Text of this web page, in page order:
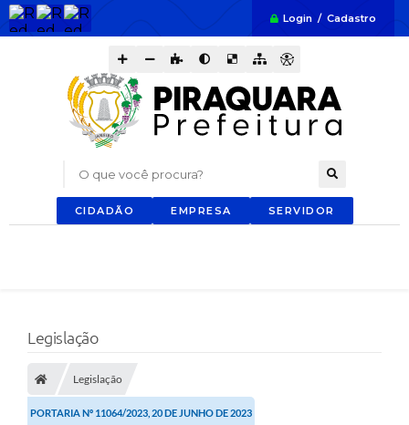
Login / Cadastro
O que você procura?
CIDADÃO EMPRESA SERVIDOR
Legislação
Legislação
PORTARIA Nº 11064/2023, 20 DE JUNHO DE 2023